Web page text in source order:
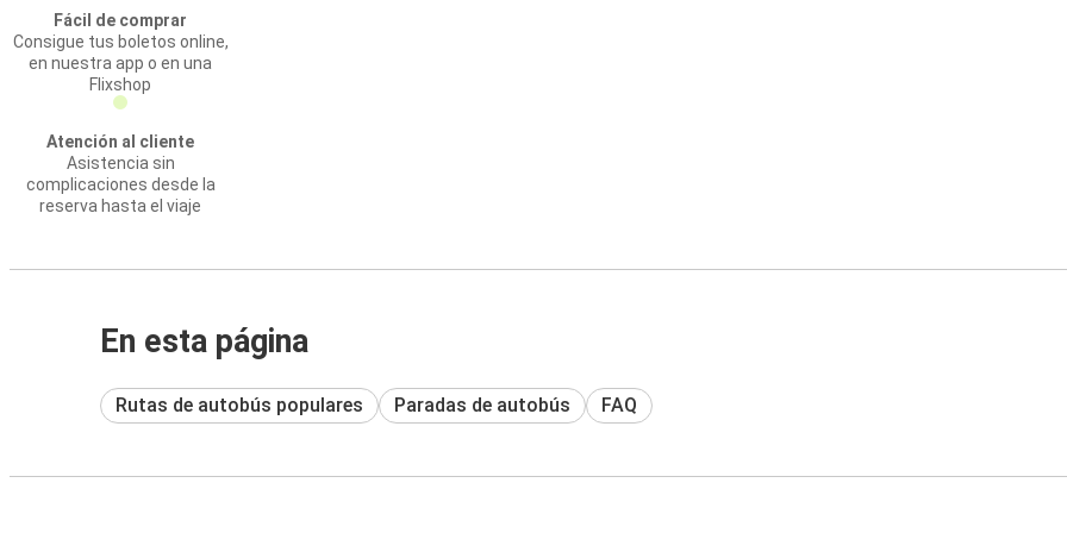
Fácil de comprar
Consigue tus boletos online,
en nuestra app o en una
Flixshop
Atención al cliente
Asistencia sin
complicaciones desde la
reserva hasta el viaje
En esta página
Rutas de autobús populares Paradas de autobús FAQ